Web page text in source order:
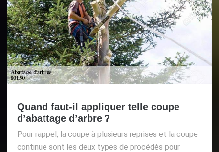
Quand faut-il appliquer telle coupe
d’abattage d’arbre ?
Pour rappel, la coupe à plusieurs reprises et la coupe
continue sont les deux types de procédés pour